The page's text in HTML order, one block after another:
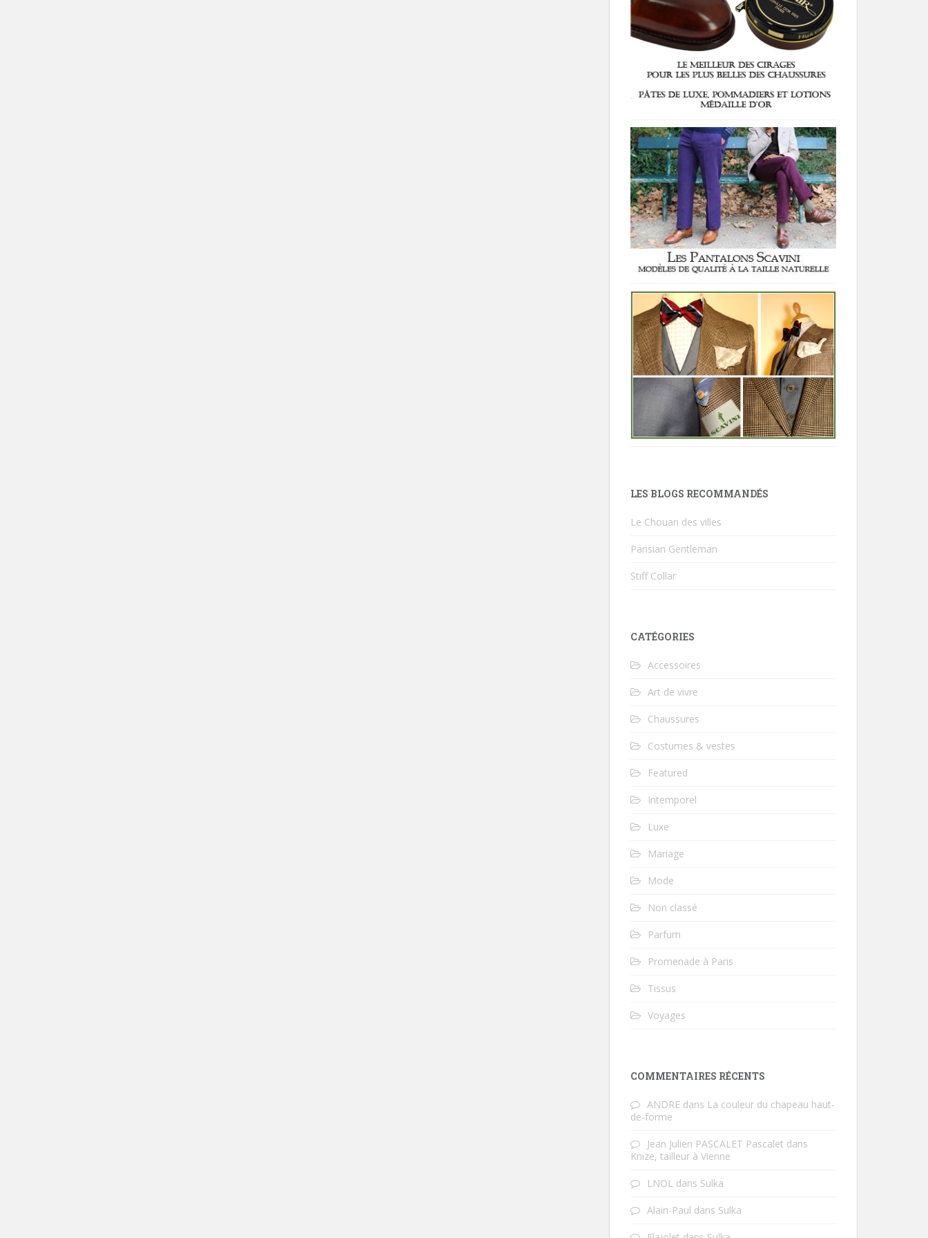
LES BLOGS RECOMMANDÉS
Le Chouan des villes
Parisian Gentleman
Stiff Collar
CATÉGORIES
Accessoires
Art de vivre
Chaussures
Costumes & vestes
Featured
Intemporel
Luxe
Mariage
Mode
Non classé
Parfum
Promenade à Paris
Tissus
Voyages
COMMENTAIRES RÉCENTS
ANDRE dans La couleur du chapeau haut-
de-forme
Jean Julien PASCALET Pascalet dans
Knize, tailleur à Vienne
LNOL dans Sulka
Alain-Paul dans Sulka